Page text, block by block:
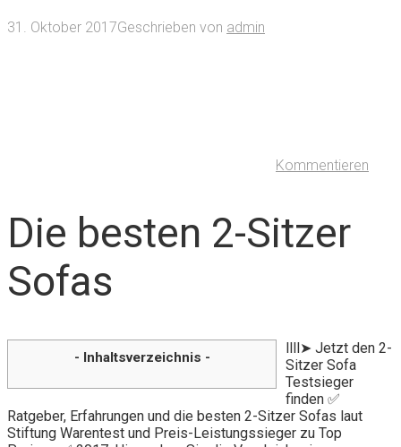
31. Oktober 2017Geschrieben von admin
Kommentieren
Die besten 2-Sitzer
Sofas
- Inhaltsverzeichnis -
llll➤ Jetzt den 2-
Sitzer Sofa
Testsieger
finden ✅
Ratgeber, Erfahrungen und die besten 2-Sitzer Sofas laut
Stiftung Warentest und Preis-Leistungssieger zu Top